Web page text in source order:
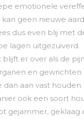
emotionele
geen nieuwe
dus even blij met
lagen uitgezuiverd.
blijft er over als de
en
dan aan vast
ook een soort
gejammer, geklaag